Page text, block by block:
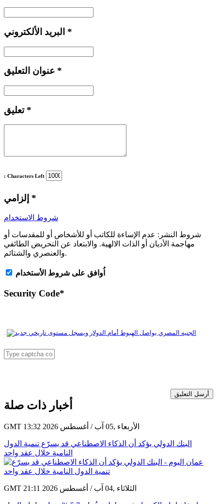
*
*
تعليق *
: Characters Left
*
شروط الاستخدام
شروط النشر: عدم الإساءة للكاتب أو للأشخاص أو للمقدسات أو
مهاجمة الأديان أو الذات الالهية. والابتعاد عن التحريض الطائفي
والعنصري والشتائم.
اُوافق على شروط الأستخدام
Security Code*
أخبار ذات صلة
GMT 13:32 2026 الأربعاء ,05 آب / أغسطس
البنك الدولي يؤكد أن الذكاء الاصطناعي قد يسرّع تنمية الدول
النامية خلال عقد واحد